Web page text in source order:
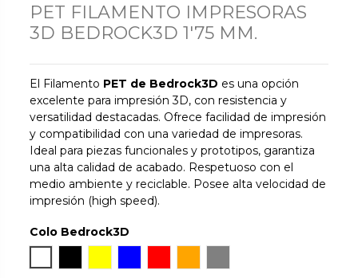
PET FILAMENTO IMPRESORAS
3D BEDROCK3D 1'75 MM.
El Filamento PET de Bedrock3D es una opción
excelente para impresión 3D, con resistencia y
versatilidad destacadas. Ofrece facilidad de impresión
y compatibilidad con una variedad de impresoras.
Ideal para piezas funcionales y prototipos, garantiza
una alta calidad de acabado. Respetuoso con el
medio ambiente y reciclable. Posee alta velocidad de
impresión (high speed).
Colo Bedrock3D